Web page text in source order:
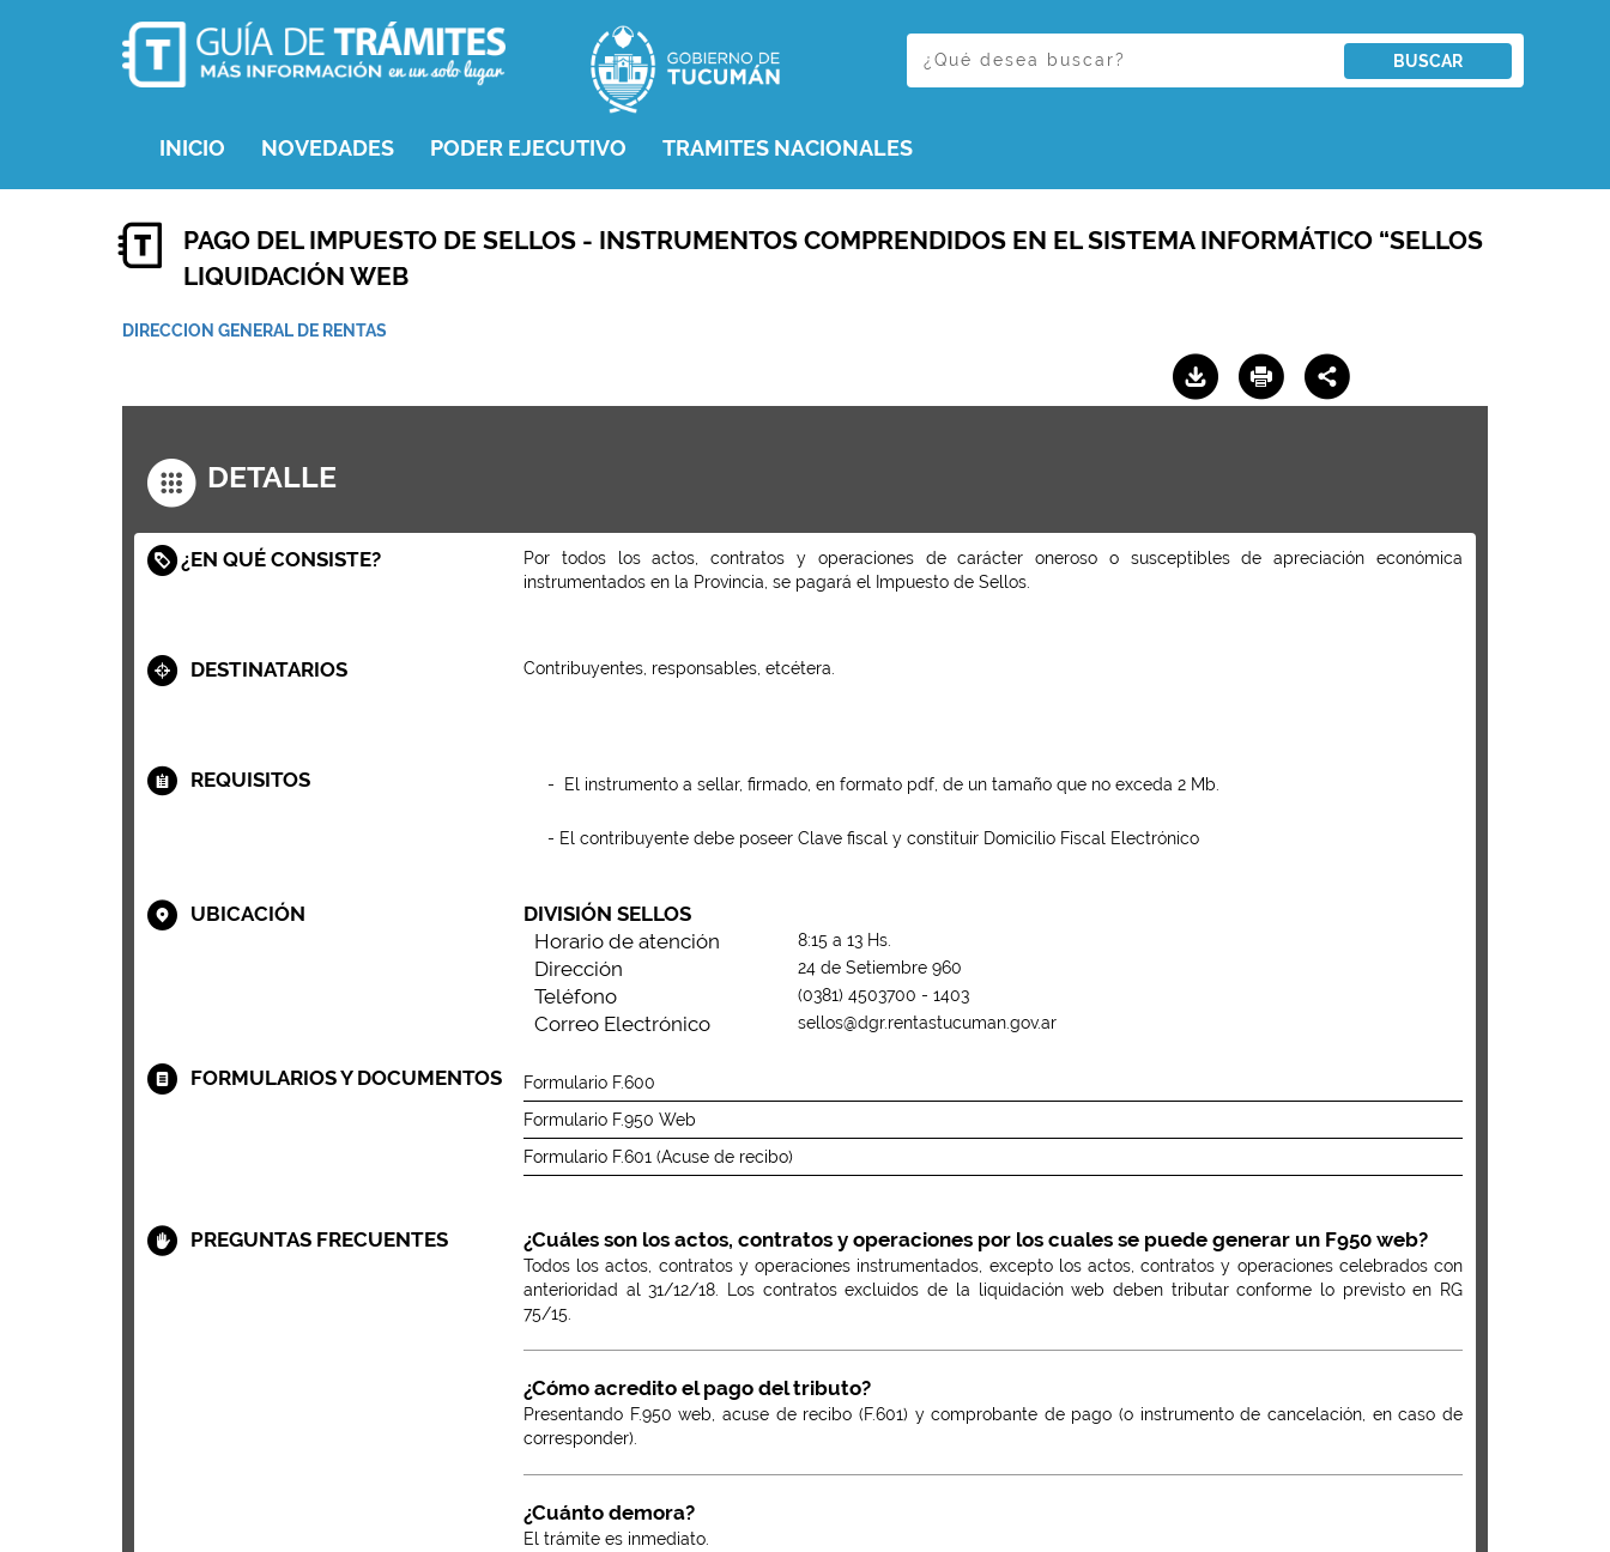
BUSCAR
INICIO NOVEDADES PODER EJECUTIVO TRAMITES NACIONALES
PAGO DEL IMPUESTO DE SELLOS - INSTRUMENTOS COMPRENDIDOS EN EL SISTEMA INFORMÁTICO “SELLOS
LIQUIDACIÓN WEB
DIRECCION GENERAL DE RENTAS
DETALLE
¿EN QUÉ CONSISTE?
Por todos los actos, contratos y operaciones de carácter oneroso o susceptibles de apreciación económica
instrumentados en la Provincia, se pagará el Impuesto de Sellos.
DESTINATARIOS Contribuyentes, responsables, etcétera.
REQUISITOS - El instrumento a sellar, firmado, en formato pdf, de un tamaño que no exceda 2 Mb.
- El contribuyente debe poseer Clave fiscal y constituir Domicilio Fiscal Electrónico
UBICACIÓN
DIVISIÓN SELLOS
Horario de atención
8:15 a 13 Hs.
Dirección 24 de Setiembre 960
Teléfono (0381) 4503700 - 1403
Correo Electrónico sellos@dgr.rentastucuman.gov.ar
FORMULARIOS Y DOCUMENTOS
Formulario F.600
Formulario F.950 Web
Formulario F.601 (Acuse de recibo)
PREGUNTAS FRECUENTES ¿Cuáles son los actos, contratos y operaciones por los cuales se puede generar un F950 web?
Todos los actos, contratos y operaciones instrumentados, excepto los actos, contratos y operaciones celebrados con
anterioridad al 31/12/18. Los contratos excluidos de la liquidación web deben tributar conforme lo previsto en RG
75/15.
¿Cómo acredito el pago del tributo?
Presentando F.950 web, acuse de recibo (F.601) y comprobante de pago (o instrumento de cancelación, en caso de
corresponder).
¿Cuánto demora?
El trámite es inmediato.